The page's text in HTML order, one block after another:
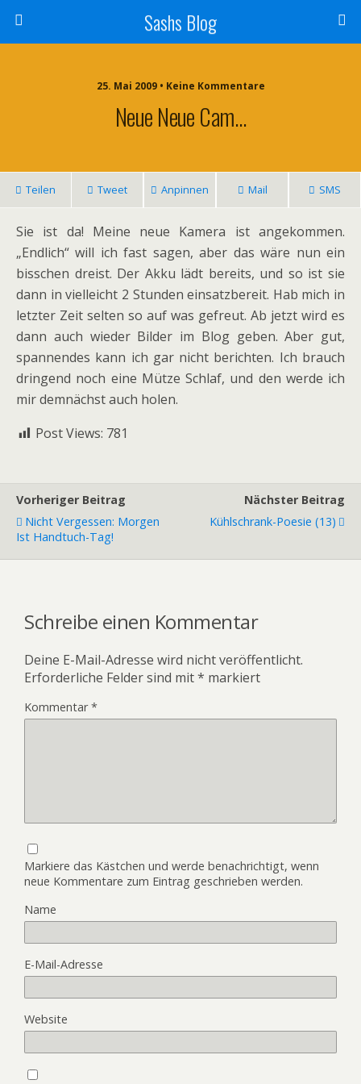
Sashs Blog
25. Mai 2009 • Keine Kommentare
Neue Neue Cam…
Teilen Tweet Anpinnen Mail SMS
Sie ist da! Meine neue Kamera ist angekommen.
„Endlich“ will ich fast sagen, aber das wäre nun ein
bisschen dreist. Der Akku lädt bereits, und so ist sie
dann in vielleicht 2 Stunden einsatzbereit. Hab mich in
letzter Zeit selten so auf was gefreut. Ab jetzt wird es
dann auch wieder Bilder im Blog geben. Aber gut,
spannendes kann ich gar nicht berichten. Ich brauch
dringend noch eine Mütze Schlaf, und den werde ich
mir demnächst auch holen.
Post Views: 781
Vorheriger Beitrag
Nicht Vergessen: Morgen
Ist Handtuch-Tag!
Nächster Beitrag
Kühlschrank-Poesie (13)
Schreibe einen Kommentar
Deine E-Mail-Adresse wird nicht veröffentlicht.
Erforderliche Felder sind mit* markiert
Kommentar*
Markiere das Kästchen und werde benachrichtigt, wenn
neue Kommentare zum Eintrag geschrieben werden.
Name
E-Mail-Adresse
Website